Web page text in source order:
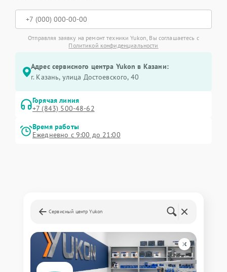
Отправляя заявку на ремонт техники Yukon, Вы соглашаетесь с
Политикой конфиденциальности
Адрес сервисного центра Yukon в Казани:
г. Казань, улица Достоевского, 40
Горячая линия
+7 (843) 500-48-62
Время работы
Ежедневно с 9:00 до 21:00
Сервисный центр Yukon